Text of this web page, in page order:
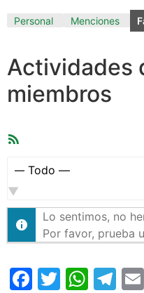
Personal Menciones
Actividades
miembros
Mostrar:
Lo sentimos, no
Por favor, prueba
Facebook
Twitter